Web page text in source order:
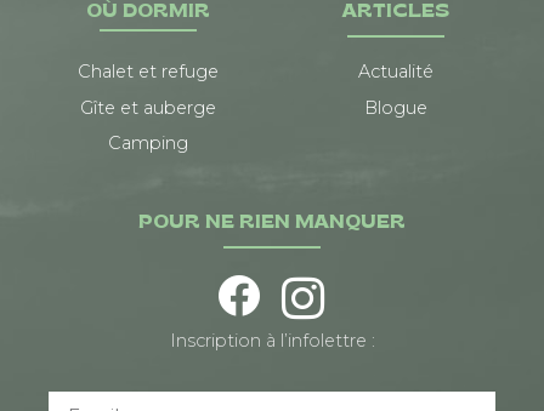
OÙ DORMIR
Chalet et refuge
Gîte et auberge
Camping
ARTICLES
Actualité
Blogue
POUR NE RIEN MANQUER
Inscription à l’infolettre :